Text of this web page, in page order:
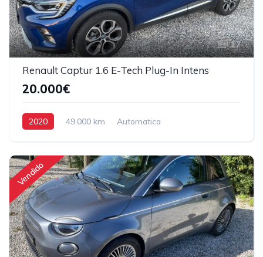
17
Renault Captur 1.6 E-Tech Plug-In Intens
20.000€
2020 49.000 km
Automatica
Vendido